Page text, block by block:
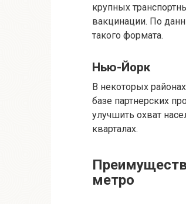
крупных
вакцинации. По
такого формата.
Нью-Йорк
В некоторых
базе партнерских
улучшить охват
кварталах.
метро